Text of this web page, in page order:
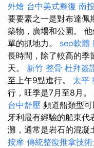
外燴 台中美式整復 南
要要素之一是對布達佩
築物，廣場和公園。
單的抓地力。 seo軟體
長時間，除了較高的季
天。 新竹 整骨 杜拜簽
至上午9點進行。 太平
行，旺季是7月至8月。
台中舒壓 頻道船類型
牙利最有經驗的船東
灘，通常是岩石的混凝
按摩 傳統整復推拿技